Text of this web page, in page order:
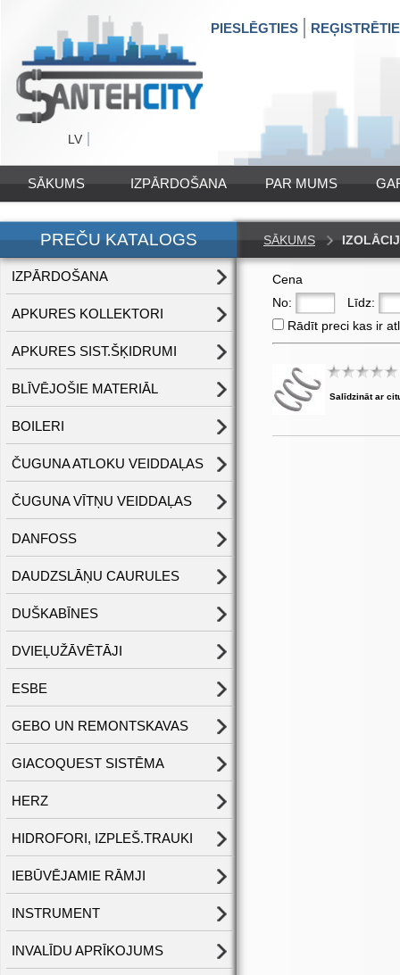
LV
PIESLĒGTIES
SĀKUMS IZPĀRDOŠANA PAR MUMS
PREČU KATALOGS
IZPĀRDOŠANA
APKURES KOLLEKTORI
APKURES SIST.ŠĶIDRUMI
BLĪVĒJOŠIE MATERIĀL
BOILERI
ČUGUNA ATLOKU VEIDDAĻAS
ČUGUNA VĪTŅU VEIDDAĻAS
DANFOSS
DAUDZSLĀŅU CAURULES
DUŠKABĪNES
DVIEĻUŽĀVĒTĀJI
ESBE
GEBO UN REMONTSKAVAS
GIACOQUEST SISTĒMA
HERZ
HIDROFORI, IZPLEŠ.TRAUKI
IEBŪVĒJAMIE RĀMJI
INSTRUMENT
INVALĪDU APRĪKOJUMS
SĀKUMS
Cena
No:
Līdz:
Rādīt preci kas ir
Salīdzināt ar